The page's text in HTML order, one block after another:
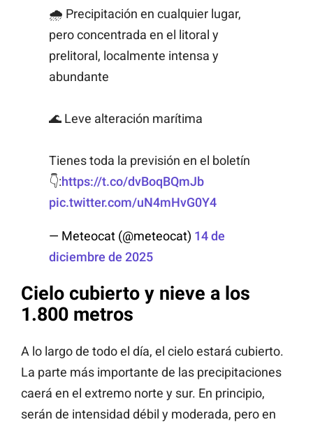
🌧 Precipitación en cualquier lugar,
pero concentrada en el litoral y
prelitoral, localmente intensa y
abundante
🌊 Leve alteración marítima
Tienes toda la previsión en el boletín
👇:https://t.co/dvBoqBQmJb
pic.twitter.com/uN4mHvG0Y4
— Meteocat (@meteocat) 14 de
diciembre de 2025
Cielo cubierto y nieve a los
1.800 metros
A lo largo de todo el día, el cielo estará cubierto.
La parte más importante de las precipitaciones
caerá en el extremo norte y sur. En principio,
serán de intensidad débil y moderada, pero en